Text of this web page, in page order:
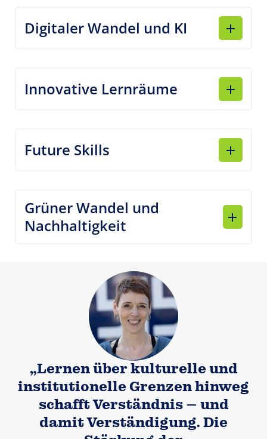
Digitaler Wandel und KI
Innovative Lernräume
Future Skills
Grüner Wandel und
Nachhaltigkeit
„Lernen über kulturelle und
institutionelle Grenzen hinweg
schafft Verständnis – und
damit Verständigung. Die